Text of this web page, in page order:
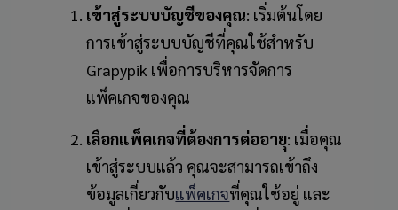
เข้าสู่ระบบบัญชีของคุณ: เริ่มต้นโดย
การเข้าสู่ระบบบัญชีที่คุณใช้สำหรับ
Grapypik เพื่อการบริหารจัดการ
แพ็คเกจของคุณ
เลือกแพ็คเกจที่ต้องการต่ออายุ: เมื่อคุณ
เข้าสู่ระบบแล้ว คุณจะสามารถเข้าถึง
ข้อมูลเกี่ยวกับแพ็คเกจที่คุณใช้อยู่ และ